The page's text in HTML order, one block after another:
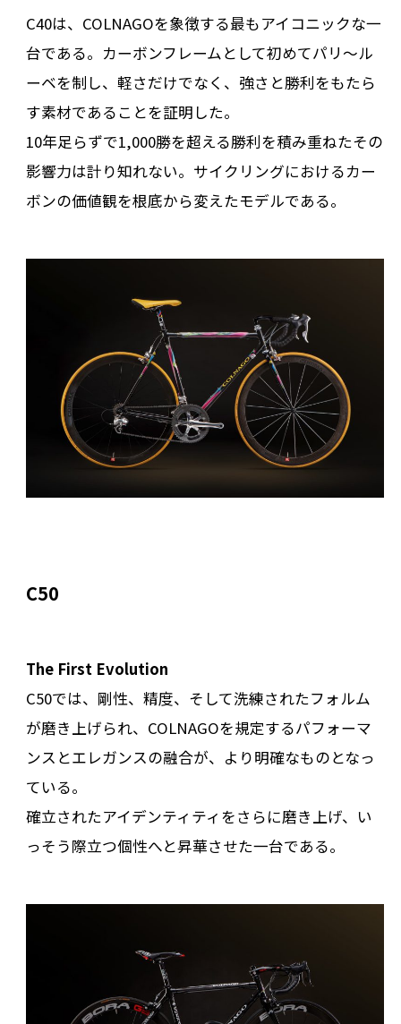
C40は、COLNAGOを象徴する最もアイコニックな一
台である。カーボンフレームとして初めてパリ〜ル
ーベを制し、軽さだけでなく、強さと勝利をもたら
す素材であることを証明した。
10年足らずで1,000勝を超える勝利を積み重ねたその
影響力は計り知れない。サイクリングにおけるカー
ボンの価値観を根底から変えたモデルである。
C50
The First Evolution
C50では、剛性、精度、そして洗練されたフォルム
が磨き上げられ、COLNAGOを規定するパフォーマ
ンスとエレガンスの融合が、より明確なものとなっ
ている。
確立されたアイデンティティをさらに磨き上げ、い
っそう際立つ個性へと昇華させた一台である。